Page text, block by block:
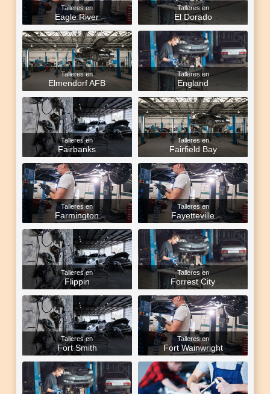
Talleres en
Eagle River
Talleres en
El Dorado
Talleres en
Elmendorf AFB
Talleres en
England
Talleres en
Fairbanks
Talleres en
Fairfield Bay
Talleres en
Farmington
Talleres en
Fayetteville
Talleres en
Flippin
Talleres en
Forrest City
Talleres en
Fort Smith
Talleres en
Fort Wainwright